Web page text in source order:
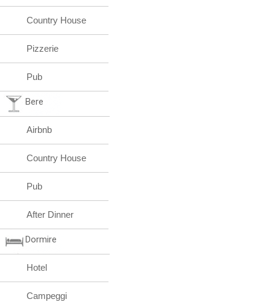
Country House
Pizzerie
Pub
Bere
Airbnb
Country House
Pub
After Dinner
Dormire
Hotel
Campeggi